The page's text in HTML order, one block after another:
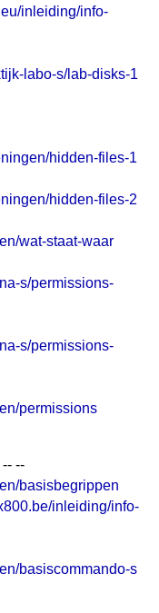
inleiding/info-
labo-s/lab-disks-1
hidden-files-1
hidden-files-2
wat-staat-waar
s/permissions-
s/permissions-
permissions
--
basisbegrippen
inleiding/info-
basiscommando-s